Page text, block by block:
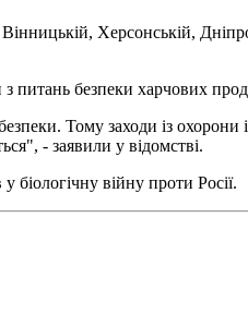
Херсонській,
питань безпеки харчових
Тому заходи із
- заявили у відомстві.
війну проти Росії.